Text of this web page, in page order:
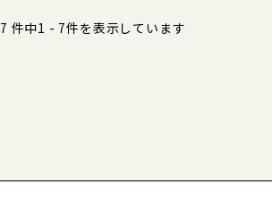
7 件中1 - 7件を表示しています